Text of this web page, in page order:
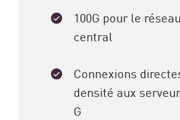
100G pour le réseau
central
Connexions
densité aux
G